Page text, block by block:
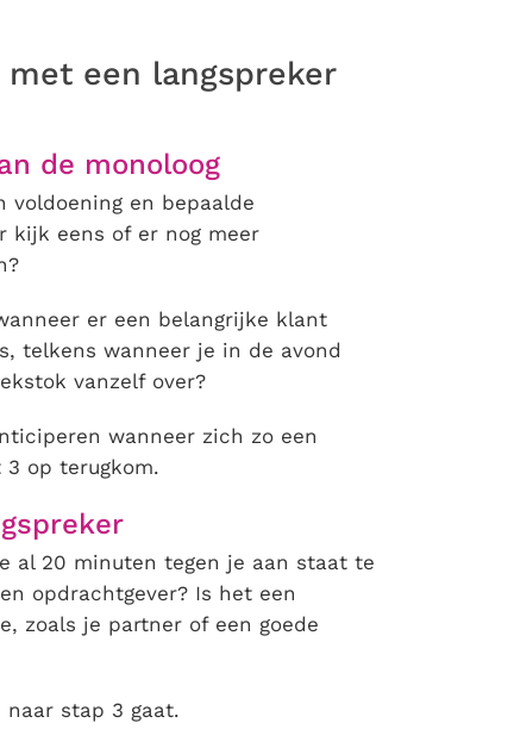
een langspreker
de monoloog
voldoening en bepaalde
kijk eens of er nog meer
er een belangrijke klant
telkens wanneer je in de avond
vanzelf over?
wanneer zich zo een
op terugkom.
al 20 minuten tegen je aan staat te
opdrachtgever? Is het een
zoals je partner of een goede
stap 3 gaat.